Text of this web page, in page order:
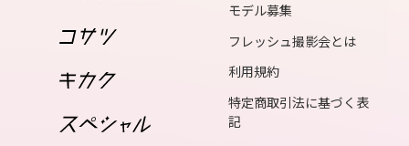
fri
19
20
モデル募集
フレッシュ撮影会とは
利用規約
特定商取引法に基づく表
記